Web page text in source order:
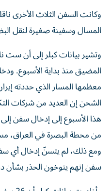
وكانت السفن الثلاث الأخرى
المسال وسفينة صغيرة لنقل
وتشير بيانات كبلر إلى أن
معظمها المسار الذي حددته
الشحن إن ​العديد من شركات
هذا الأسبوع إلى ‌إدخال سفن
من محطة البصرة في العراق،
ومع ذلك، لم يتسنّ إدخال أي
سفن إنهم يتوخون الحذر